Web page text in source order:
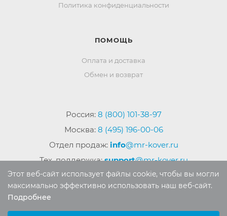
Политика конфиденциальности
ПОМОЩЬ
Оплата и доставка
Обмен и возврат
Россия: 8 (800) 101-38-97
Москва: 8 (495) 196-00-06
Отдел продаж: info@mr-kover.ru
Тех. поддержка:support@mr-kover.ru
Этот веб-сайт использует файлы cookie, чтобы вы могли
максимально эффективно использовать наш веб-сайт.
Подробнее